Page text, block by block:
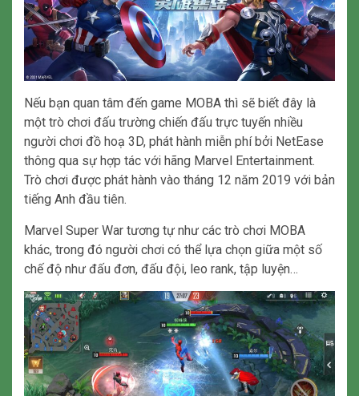
Nếu bạn quan tâm đến game MOBA thì sẽ biết đây là
một trò chơi đấu trường chiến đấu trực tuyến nhiều
người chơi đồ hoạ 3D, phát hành miễn phí bởi NetEase
thông qua sự hợp tác với hãng Marvel Entertainment.
Trò chơi được phát hành vào tháng 12 năm 2019 với bản
tiếng Anh đầu tiên.
Marvel Super War tương tự như các trò chơi MOBA
khác, trong đó người chơi có thể lựa chọn giữa một số
chế độ như đấu đơn, đấu đội, leo rank, tập luyện…